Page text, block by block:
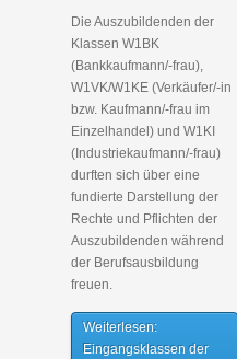
Die Auszubildenden der
Klassen W1BK
(Bankkaufmann/-frau),
W1VK/W1KE (Verkäufer/-in
bzw. Kaufmann/-frau im
Einzelhandel) und W1KI
(Industriekaufmann/-frau)
durften sich über eine
fundierte Darstellung der
Rechte und Pflichten der
Auszubildenden während
der Berufsausbildung
freuen.
Weiterlesen:
Eingangsklassen der